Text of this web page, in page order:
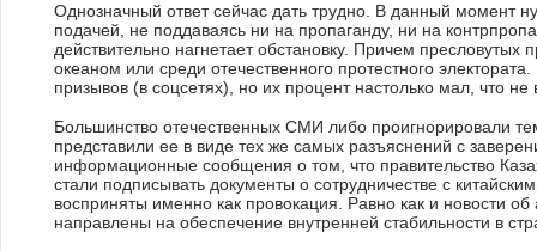
Однозначный ответ сейчас дать трудно. В данный момент
подачей, не поддаваясь ни на пропаганду, ни на
действительно нагнетает обстановку. Причем пресловутых
океаном или среди отечественного протестного
призывов (в соцсетях), но их процент настолько мал, что
Большинство отечественных СМИ либо проигнорировали
представили ее в виде тех же самых разъяснений с
информационные сообщения о том, что правительство
стали подписывать документы о сотрудничестве с
восприняты именно как провокация. Равно как и новости об
направлены на обеспечение внутренней стабильности в